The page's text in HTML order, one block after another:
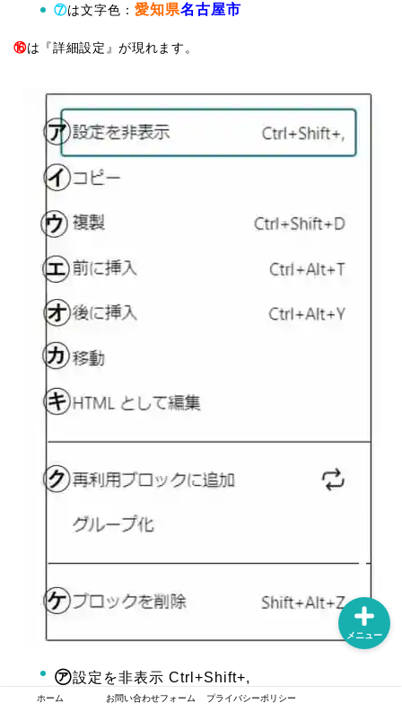
⑦は文字色： 愛知県名古屋市
⑯は『詳細設定』が現れます。
㋐設定を非表示 Ctrl+Shift+,
㋑ コピー（文章や画像など全てがコピーする）
ホーム お問い合わせフォーム プライバシーポリシー
メニュー
サイトの紹介